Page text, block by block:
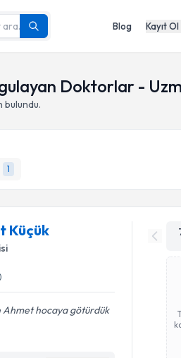
Blog Kayıt Ol
Doktorlar -
1
Küçük
hocaya götürdük